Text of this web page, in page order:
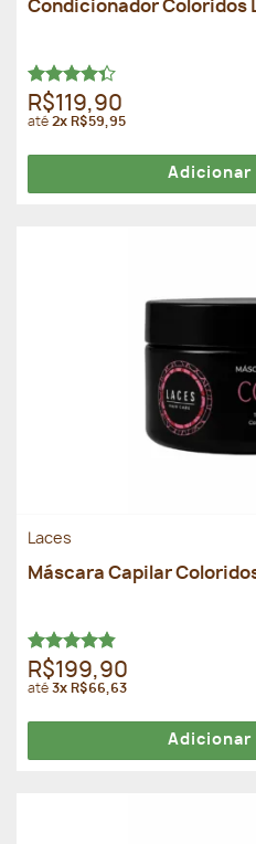
Condicionador Coloridos
Avaliação
4.33de 5
R$119,90
até2x R$59,95
Adicionar
Laces
Máscara Capilar
Avaliação
4.86de 5
R$199,90
até3x R$66,63
Adicionar